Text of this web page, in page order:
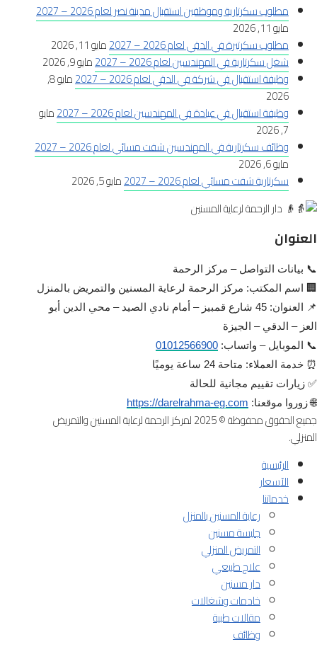
مطلوب سكرتارية وموظفين استقبال مدينة نصر لعام 2026 – 2027
مايو 11, 2026
مطلوب سكرتيرة في الدقي لعام 2026 – 2027
مايو 11, 2026
شغل سكرتارية في المهندسين لعام 2026 – 2027
مايو 9, 2026
وظيفة استقبال في شركة في الدقي لعام 2026 – 2027
مايو 8,
2026
وظيفة استقبال في عيادة في المهندسين لعام 2026 – 2027
مايو
7, 2026
وظائف سكرتارية في المهندسين شفت مسائي لعام 2026 – 2027
مايو 6, 2026
سكرتارية شفت مسائي لعام 2026 – 2027
مايو 5, 2026
العنوان
📞 بيانات التواصل – مركز الرحمة
🏢 اسم المكتب: مركز الرحمة لرعاية المسنين والتمريض بالمنزل
📌 العنوان: 45 شارع قمبيز – أمام نادي الصيد – محي الدين أبو
العز – الدقي – الجيزة
📞 الموبايل – واتساب: 01012566900
⏰ خدمة العملاء: متاحة 24 ساعة يوميًا
✅ زيارات تقييم مجانية للحالة
🌐 زوروا موقعنا: https://darelrahma-eg.com
جميع الحقوق محفوظة © 2025 لمركز الرحمة لرعاية المسنين والتمريض
المنزلي.
الرئيسية
الآسعار
خدماتنا
رعاية المسنين بالمنزل
جليسة مسنين
التمريض المنزلي
علاج طبيعي
دار مسنين
خادمات وشغالات
مقالات طبية
وظائف